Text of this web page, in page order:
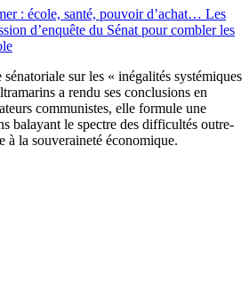
: école, santé, pouvoir d’achat… Les
d’enquête du Sénat pour combler les
sur les « inégalités systémiques
a rendu ses conclusions en
communistes, elle formule une
balayant le spectre des difficultés outre-
à la souveraineté économique.